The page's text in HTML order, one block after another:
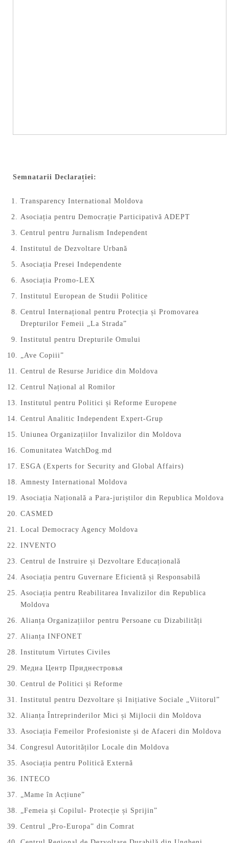
Semnatarii Declarației:
Transparency International Moldova
Asociația pentru Democrație Participativă ADEPT
Centrul pentru Jurnalism Independent
Institutul de Dezvoltare Urbană
Asociația Presei Independente
Asociația Promo-LEX
Institutul European de Studii Politice
Centrul Internațional pentru Protecția și Promovarea
Drepturilor Femeii „La Strada”
Institutul pentru Drepturile Omului
„Ave Copiii”
Centrul de Resurse Juridice din Moldova
Centrul Național al Romilor
Institutul pentru Politici și Reforme Europene
Centrul Analitic Independent Expert-Grup
Uniunea Organizațiilor Invalizilor din Moldova
Comunitatea WatchDog.md
ESGA (Experts for Security and Global Affairs)
Amnesty International Moldova
Asociația Națională a Para-juriștilor din Republica Moldova
CASMED
Local Democracy Agency Moldova
INVENTO
Centrul de Instruire și Dezvoltare Educațională
Asociația pentru Guvernare Eficientă și Responsabilă
Asociația pentru Reabilitarea Invalizilor din Republica
Moldova
Alianța Organizațiilor pentru Persoane cu Dizabilități
Alianța INFONET
Institutum Virtutes Civiles
Медиа Центр Приднестровья
Centrul de Politici și Reforme
Institutul pentru Dezvoltare și Inițiative Sociale „Viitorul”
Alianța Întreprinderilor Mici și Mijlocii din Moldova
Asociația Femeilor Profesioniste și de Afaceri din Moldova
Congresul Autorităților Locale din Moldova
Asociația pentru Politică Externă
INTECO
„Mame în Acțiune”
„Femeia și Copilul- Protecție și Sprijin”
Centrul „Pro-Europa” din Comrat